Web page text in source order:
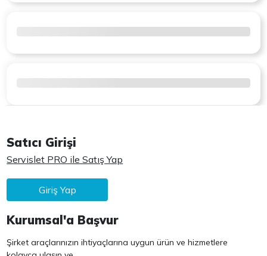
Satıcı Girişi
Servislet PRO ile Satış Yap
Giriş Yap
Kurumsal'a Başvur
Şirket araçlarınızın ihtiyaçlarına uygun ürün ve hizmetlere